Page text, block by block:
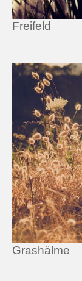
Freifeld
Grashälme